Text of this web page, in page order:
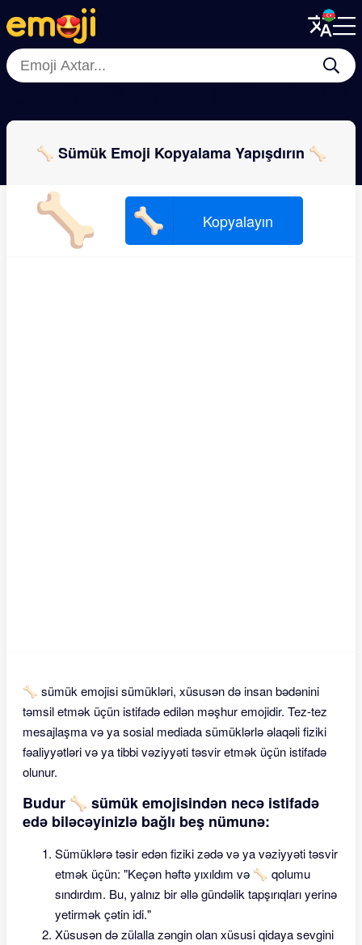
Menu
Close
Menu
Close
🦴 Sümük Emoji Kopyalama Yapışdırın 🦴
🦴 🦴 Kopyalayın
🦴 sümük emojisi sümükləri, xüsusən də insan bədənini
təmsil etmək üçün istifadə edilən məşhur emojidir. Tez-tez
mesajlaşma və ya sosial mediada sümüklərlə əlaqəli fiziki
fəaliyyətləri və ya tibbi vəziyyəti təsvir etmək üçün istifadə
olunur.
Budur 🦴 sümük emojisindən necə istifadə
edə biləcəyinizlə bağlı beş nümunə:
Sümüklərə təsir edən fiziki zədə və ya vəziyyəti təsvir
etmək üçün: "Keçən həftə yıxıldım və 🦴 qolumu
sındırdım. Bu, yalnız bir əllə gündəlik tapşırıqları yerinə
yetirmək çətin idi."
Xüsusən də zülalla zəngin olan xüsusi qidaya sevgini